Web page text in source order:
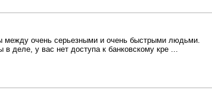
между очень серьезными и очень быстрыми людьми.
деле, у вас нет доступа к банковскому кре ...